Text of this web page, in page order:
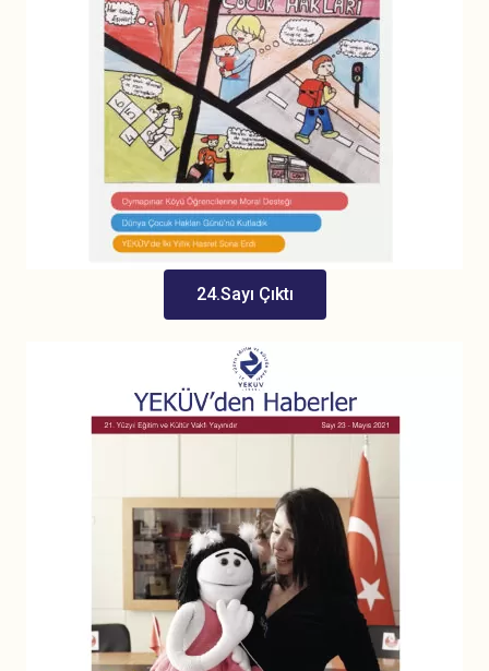
24.Sayı Çıktı